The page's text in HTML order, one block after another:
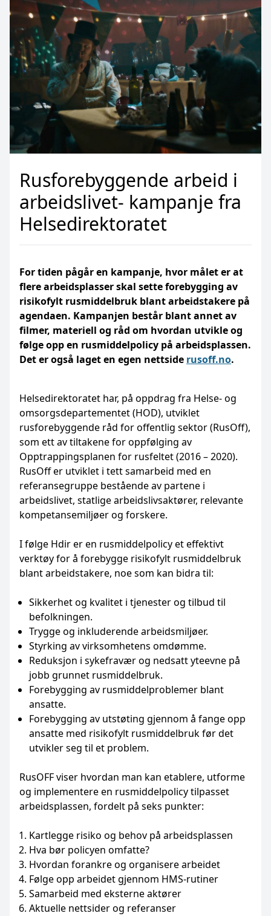
Rusforebyggende arbeid i
arbeidslivet- kampanje fra
Helsedirektoratet
For tiden pågår en kampanje, hvor målet er at
flere arbeidsplasser skal sette forebygging av
risikofylt rusmiddelbruk blant arbeidstakere på
agendaen. Kampanjen består blant annet av
filmer, materiell og råd om hvordan utvikle og
følge opp en rusmiddelpolicy på arbeidsplassen.
Det er også laget en egen nettside rusoff.no.
Helsedirektoratet har, på oppdrag fra Helse- og
omsorgsdepartementet (HOD), utviklet
rusforebyggende råd for offentlig sektor (RusOff),
som ett av tiltakene for oppfølging av
Opptrappingsplanen for rusfeltet (2016 – 2020).
RusOff er utviklet i tett samarbeid med en
referansegruppe bestående av partene i
arbeidslivet, statlige arbeidslivsaktører, relevante
kompetansemiljøer og forskere.
I følge Hdir er en rusmiddelpolicy et effektivt
verktøy for å forebygge risikofylt rusmiddelbruk
blant arbeidstakere, noe som kan bidra til:
Sikkerhet og kvalitet i tjenester og tilbud til
befolkningen.
Trygge og inkluderende arbeidsmiljøer.
Styrking av virksomhetens omdømme.
Reduksjon i sykefravær og nedsatt yteevne på
jobb grunnet rusmiddelbruk.
Forebygging av rusmiddelproblemer blant
ansatte.
Forebygging av utstøting gjennom å fange opp
ansatte med risikofylt rusmiddelbruk før det
utvikler seg til et problem.
RusOFF viser hvordan man kan etablere, utforme
og implementere en rusmiddelpolicy tilpasset
arbeidsplassen, fordelt på seks punkter:
Kartlegge risiko og behov på arbeidsplassen
Hva bør policyen omfatte?
Hvordan forankre og organisere arbeidet
Følge opp arbeidet gjennom HMS-rutiner
Samarbeid med eksterne aktører
Aktuelle nettsider og referanser